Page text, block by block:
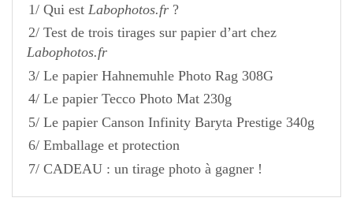
1/ Qui est Labophotos.fr ?
2/ Test de trois tirages sur papier d’art chez
Labophotos.fr
3/ Le papier Hahnemuhle Photo Rag 308G
4/ Le papier Tecco Photo Mat 230g
5/ Le papier Canson Infinity Baryta Prestige 340g
6/ Emballage et protection
7/ CADEAU : un tirage photo à gagner !